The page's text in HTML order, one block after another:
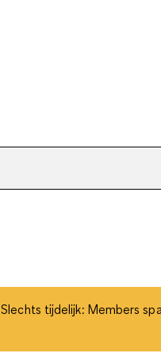
Slechts tijdelijk: Members